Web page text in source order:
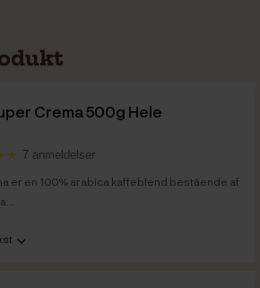
Crema 500g Hele
7 anmeldelser
er en 100% arabica kaffeblend bestående af